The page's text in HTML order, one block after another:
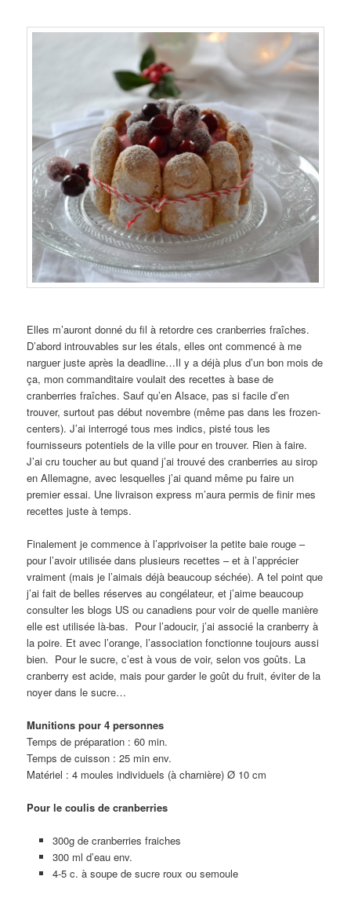
Elles m’auront donné du fil à retordre ces cranberries fraîches.
D’abord introuvables sur les étals, elles ont commencé à me
narguer juste après la deadline…Il y a déjà plus d’un bon mois de
ça, mon commanditaire voulait des recettes à base de
cranberries fraîches. Sauf qu’en Alsace, pas si facile d’en
trouver, surtout pas début novembre (même pas dans les frozen-
centers). J’ai interrogé tous mes indics, pisté tous les
fournisseurs potentiels de la ville pour en trouver. Rien à faire.
J’ai cru toucher au but quand j’ai trouvé des cranberries au sirop
en Allemagne, avec lesquelles j’ai quand même pu faire un
premier essai. Une livraison express m’aura permis de finir mes
recettes juste à temps.
Finalement je commence à l’apprivoiser la petite baie rouge –
pour l’avoir utilisée dans plusieurs recettes – et à l’apprécier
vraiment (mais je l’aimais déjà beaucoup séchée). A tel point que
j’ai fait de belles réserves au congélateur, et j’aime beaucoup
consulter les blogs US ou canadiens pour voir de quelle manière
elle est utilisée là-bas. Pour l’adoucir, j’ai associé la cranberry à
la poire. Et avec l’orange, l’association fonctionne toujours aussi
bien. Pour le sucre, c’est à vous de voir, selon vos goûts. La
cranberry est acide, mais pour garder le goût du fruit, éviter de la
noyer dans le sucre…
Munitions pour 4 personnes
Temps de préparation : 60 min.
Temps de cuisson : 25 min env.
Matériel : 4 moules individuels (à charnière) Ø 10 cm
Pour le coulis de cranberries
300g de cranberries fraiches
300 ml d’eau env.
4-5 c. à soupe de sucre roux ou semoule